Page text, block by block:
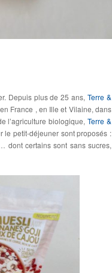
Depuis plus de 25 ans,Terre &
France , en Ille et Vilaine, dans
l’agriculture biologique,Terre &
le petit-déjeuner sont proposés :
dont certains sont sans sucres,